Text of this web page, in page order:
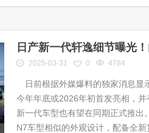
日产新一代轩逸细节曝光
2025-03-31 0 4784
日前根据外媒爆料的独家消息显
今年年底或2026年初首发亮相，
新一代车型也有望在同期正式推出
N7车型相似的外观设计，配备全